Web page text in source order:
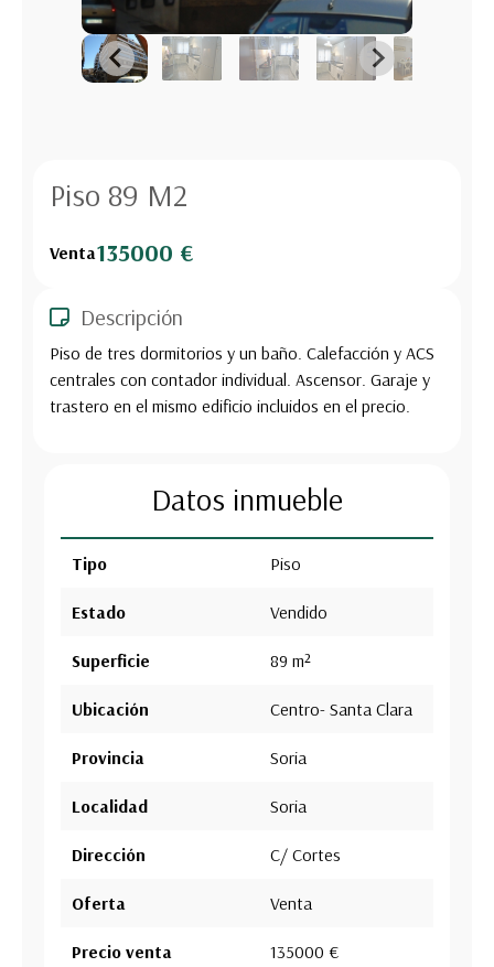
Piso 89 M2
Venta135000 €
Descripción
Piso de tres dormitorios y un baño. Calefacción y ACS
centrales con contador individual. Ascensor. Garaje y
trastero en el mismo edificio incluidos en el precio.
Datos inmueble
Tipo Piso
Estado Vendido
Superficie 89 m²
Ubicación Centro- Santa Clara
Provincia Soria
Localidad Soria
Dirección C/ Cortes
Oferta Venta
Precio venta 135000 €